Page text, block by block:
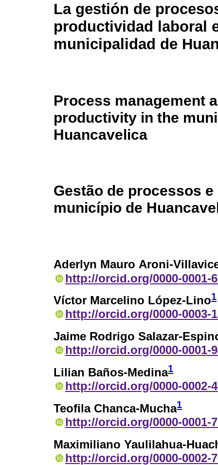
La gestión de
productividad laboral
municipalidad de
Process management
productivity in the
Huancavelica
Gestão de processos
município de
Aderlyn Mauro Aroni-
http://orcid.org/0000-0001-
Víctor Marcelino López-Lino1
http://orcid.org/0000-0003-
Jaime Rodrigo Salazar-
http://orcid.org/0000-0001-
Lilian Baños-Medina1
http://orcid.org/0000-0002-
Teofila Chanca-Mucha1
http://orcid.org/0000-0001-
Maximiliano Yaulilahua-
http://orcid.org/0000-0002-